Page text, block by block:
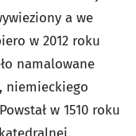
a we
w 2012 roku
namalowane
niemieckiego
w 1510 roku